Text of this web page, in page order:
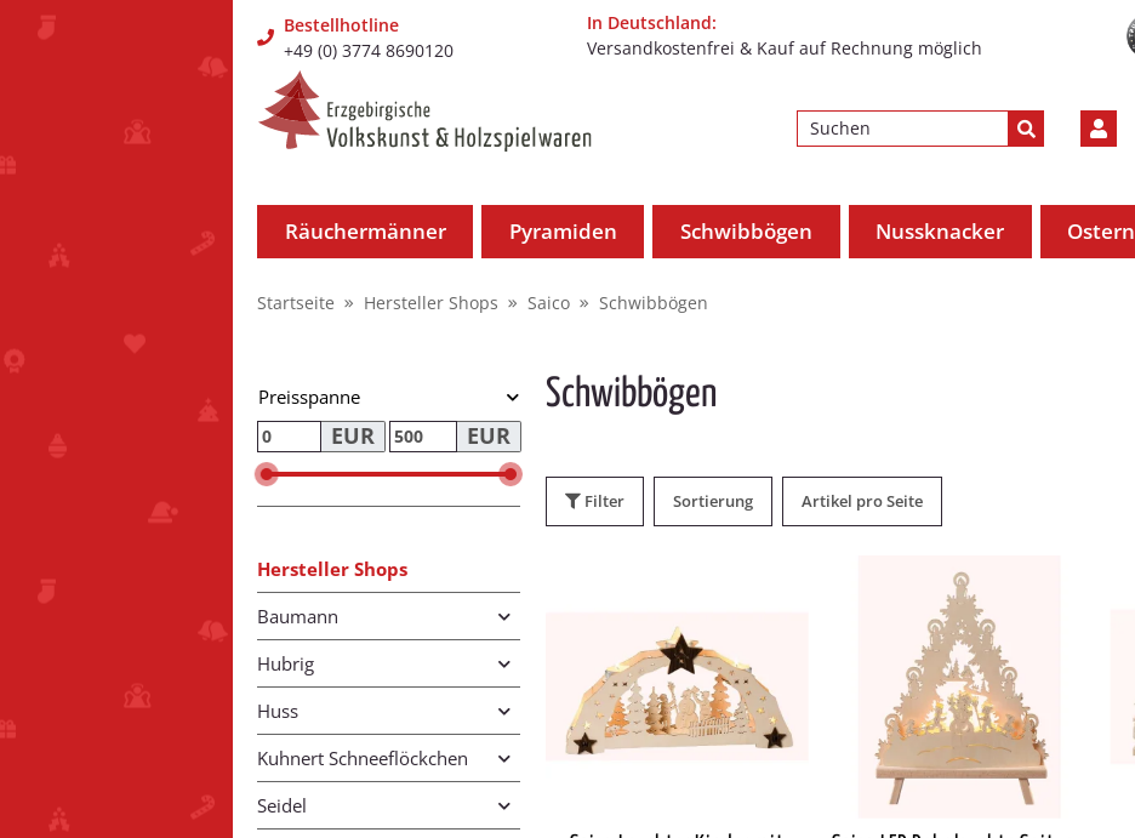
Bestellhotline
+49 (0) 3774 8690120
In Deutschland:
Versandkostenfrei & Kauf auf Rechnung möglich
Räuchermänner Pyramiden Schwibbögen Nussknacker Ostern
Startseite Hersteller Shops Saico Schwibbögen
Schwibbögen
Filter Sortierung Artikel pro Seite
Preisspanne
EUR EUR
Hersteller Shops
Baumann
Hubrig
Huss
Kuhnert Schneeflöckchen
Seidel